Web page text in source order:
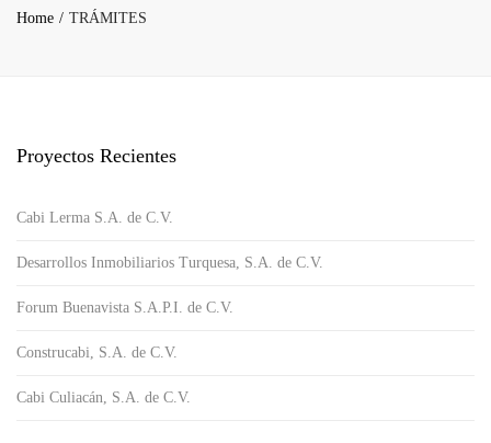
Home TRÁMITES
Proyectos Recientes
Cabi Lerma S.A. de C.V.
Desarrollos Inmobiliarios Turquesa, S.A. de C.V.
Forum Buenavista S.A.P.I. de C.V.
Construcabi, S.A. de C.V.
Cabi Culiacán, S.A. de C.V.